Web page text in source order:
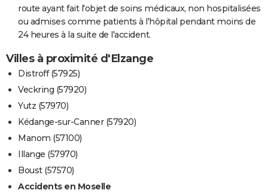
route ayant fait l'objet de soins médicaux, non hospitalisées
ou admises comme patients à l'hôpital pendant moins de
24 heures à la suite de l'accident.
Villes à proximité d'Elzange
Distroff (57925)
Veckring (57920)
Yutz (57970)
Kédange-sur-Canner (57920)
Manom (57100)
Illange (57970)
Boust (57570)
Accidents en Moselle